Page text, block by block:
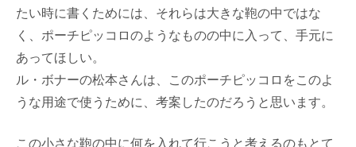
たい時に書くためには、それらは大きな鞄の中ではな
く、ポーチピッコロのようなものの中に入って、手元に
あってほしい。
ル・ボナーの松本さんは、このポーチピッコロをこのよ
うな用途で使うために、考案したのだろうと思います。
この小さな鞄の中に何を入れて行こうと考えるのもとて